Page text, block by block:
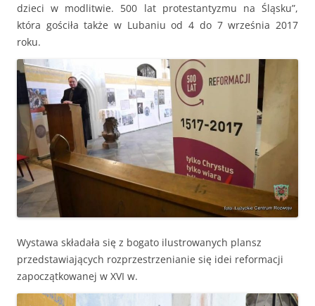
dzieci w modlitwie. 500 lat protestantyzmu na Śląsku”,
która gościła także w Lubaniu od 4 do 7 września 2017
roku.
Wystawa składała się z bogato ilustrowanych plansz
przedstawiających rozprzestrzenianie się idei reformacji
zapoczątkowanej w XVI w.